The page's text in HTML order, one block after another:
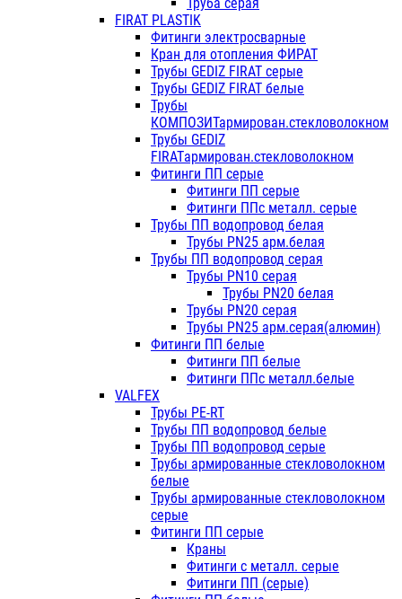
FIRAT PLASTIK
Фитинги электросварные
Кран для отопления ФИРАТ
Трубы GEDIZ FIRAT серые
Трубы GEDIZ FIRAT белые
Трубы
КОМПОЗИТармирован.стекловолокном
Трубы GEDIZ
FIRATармирован.стекловолокном
Фитинги ПП серые
Фитинги ПП серые
Фитинги ППс металл. серые
Трубы ПП водопровод белая
Трубы PN25 арм.белая
Трубы ПП водопровод серая
Трубы PN10 серая
Трубы PN20 белая
Трубы PN20 серая
Трубы PN25 арм.серая(алюмин)
Фитинги ПП белые
Фитинги ПП белые
Фитинги ППс металл.белые
VALFEX
Трубы PE-RT
Трубы ПП водопровод белые
Трубы ПП водопровод серые
Трубы армированные стекловолокном
белые
Трубы армированные стекловолокном
серые
Фитинги ПП серые
Краны
Фитинги с металл. серые
Фитинги ПП (серые)